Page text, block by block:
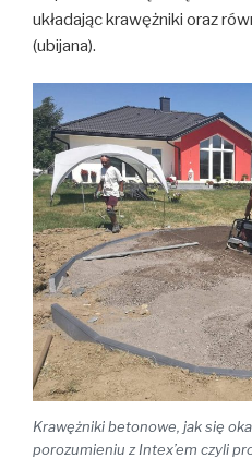
układając krawężniki oraz
(ubijana).
Krawężniki betonowe, jak się
porozumieniu z Intex’em czyli